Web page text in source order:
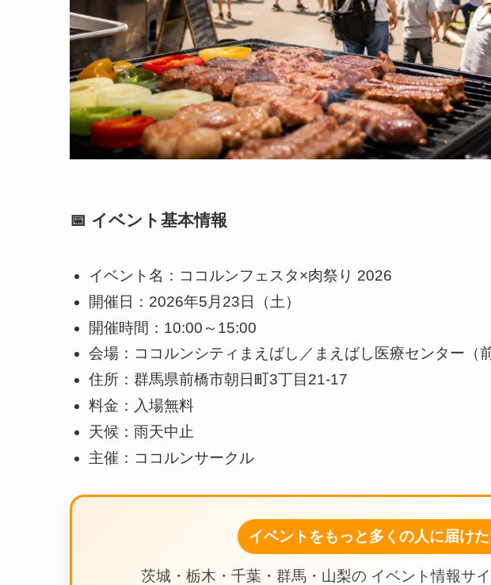
📅 イベント基本情報
イベント名：ココルンフェスタ×肉祭り 2026
開催日：2026年5月23日（土）
開催時間：10:00～15:00
会場：ココルンシティまえばし／まえばし医療センター（
住所：群馬県前橋市朝日町3丁目21-17
料金：入場無料
天候：雨天中止
主催：ココルンサークル
イベントをもっと多くの人に届け
茨城・栃木・千葉・群馬・山梨の イベント情報サ